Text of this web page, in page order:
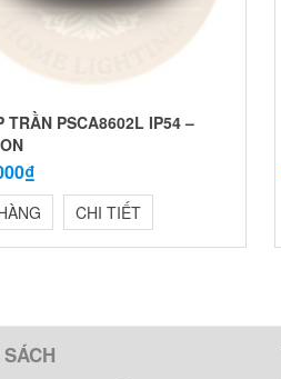
TRẦN PSCA8602L IP54 –
CHI TIẾT